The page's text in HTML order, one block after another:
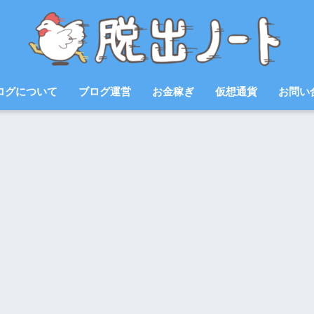
グについて ブログ運営 お金稼ぎ 仮想通貨 お問い